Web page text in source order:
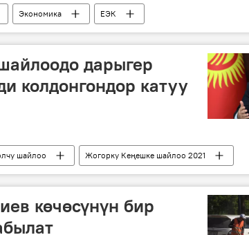
Экономика
ЕЭК
демилге сыноо
навигациялык пломба
дарыгер
колдонгондор катуу
шайлоо
Жогорку Кеңешке шайлоо 2021
Саясат Жогорку Кеңеш
шайлоо
көчөсүнүн бир